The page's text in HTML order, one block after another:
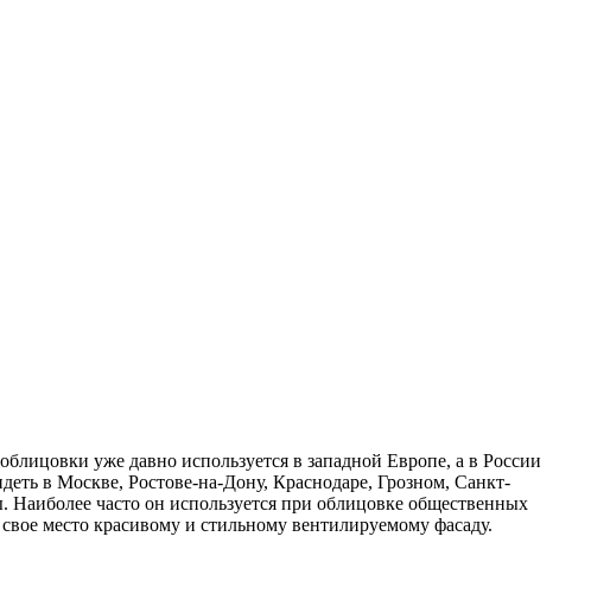
уже давно используется в западной Европе, а в России
в Москве, Ростове-на-Дону, Краснодаре, Грозном, Санкт-
часто он используется при облицовке общественных
место красивому и стильному вентилируемому фасаду.